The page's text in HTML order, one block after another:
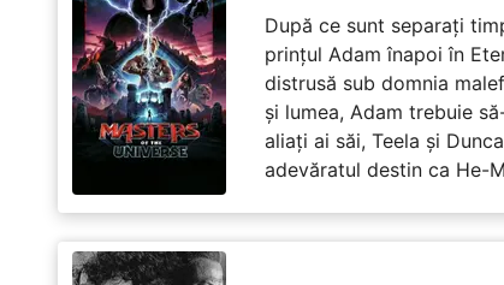
După ce sunt separați
prințul Adam înapoi în
distrusă sub domnia
și lumea, Adam trebuie
aliați ai săi, Teela și
adevăratul destin ca He-